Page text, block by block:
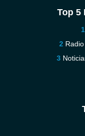
Top 5